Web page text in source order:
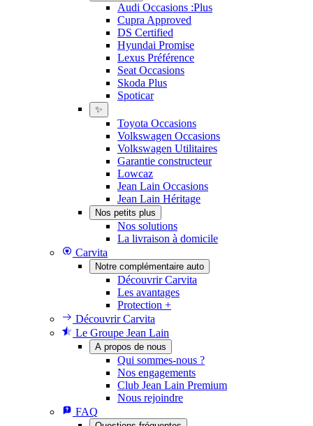
Audi Occasions :Plus
Cupra Approved
DS Certified
Hyundai Promise
Lexus Préférence
Seat Occasions
Skoda Plus
Spoticar
✨
Toyota Occasions
Volkswagen Occasions
Volkswagen Utilitaires
Garantie constructeur
Lowcaz
Jean Lain Occasions
Jean Lain Héritage
Nos petits plus
Nos solutions
La livraison à domicile
Carvita
Notre complémentaire auto
Découvrir Carvita
Les avantages
Protection +
Découvrir Carvita
Le Groupe Jean Lain
A propos de nous
Qui sommes-nous ?
Nos engagements
Club Jean Lain Premium
Nous rejoindre
FAQ